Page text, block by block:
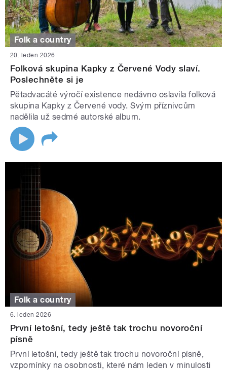
Folk a country
20. leden 2026
Folková skupina Kapky z Červené Vody slaví.
Poslechněte si je
Pětadvacáté výročí existence nedávno oslavila folková
skupina Kapky z Červené vody. Svým příznivcům
nadělila už sedmé autorské album.
Folk a country
6. leden 2026
První letošní, tedy ještě tak trochu novoroční
písně
První letošní, tedy ještě tak trochu novoroční písně,
vzpomínky na osobnosti, které nám leden v minulosti